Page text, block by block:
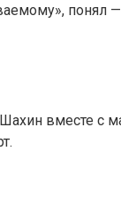
понял
вместе с